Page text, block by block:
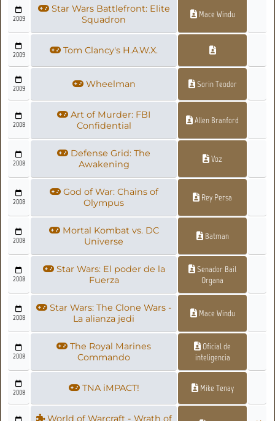
2009
Star Wars Battlefront: Elite
Squadron
Mace Windu
2009 Tom Clancy's H.A.W.X.
2009 Wheelman Sorin Teodor
2008
Art of Murder: FBI
Confidential
Allen Branford
2008
Defense Grid: The
Awakening
Voz
2008
God of War: Chains of
Olympus
Rey Persa
2008
Mortal Kombat vs. DC
Universe
Batman
2008
Star Wars: El poder de la
Fuerza
Senador Bail
Organa
2008
Star Wars: The Clone Wars -
La alianza jedi
Mace Windu
2008
The Royal Marines
Commando
Oficial de
inteligencia
2008 TNA iMPACT! Mike Tenay
World of Warcraft - Wrath of